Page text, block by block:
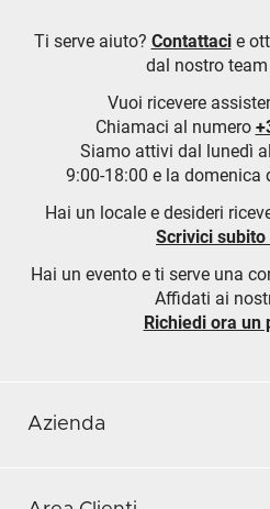
Ti serve aiuto? Contattacie
dal nostro
Vuoi ricevere
Chiamaci al numero
Siamo attivi dal lunedì
9:00-18:00 e la domenica
Hai un locale e desideri
Scrivici subito
Hai un evento e ti serve una
Affidati ai
Richiedi ora un
Azienda